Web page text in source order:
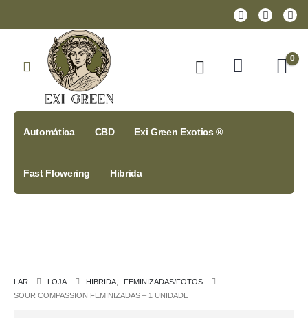
0
Automática CBD Exi Green Exotics ®
Fast Flowering Hibrida
LAR LOJA HIBRIDA
FEMINIZADAS/FOTOS
SOUR COMPASSION FEMINIZADAS – 1 UNIDADE